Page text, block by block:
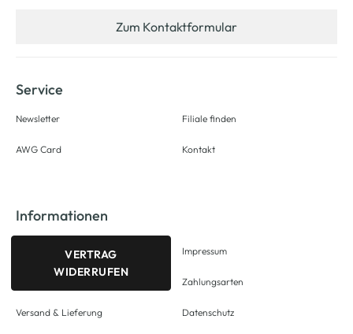
Zum Kontaktformular
Service
Newsletter
AWG Card
Filiale finden
Kontakt
Informationen
VERTRAG
WIDERRUFEN
Versand & Lieferung
Impressum
Zahlungsarten
Datenschutz